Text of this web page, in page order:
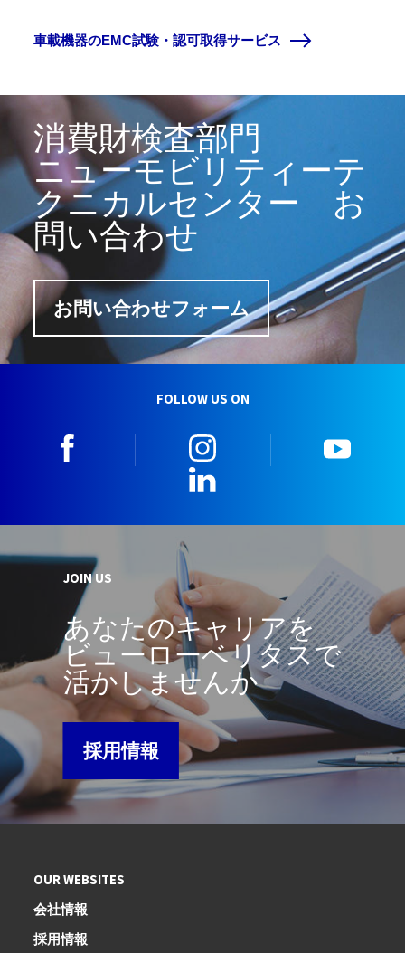
車載機器のEMC試験・認可取得サービス
消費財検査部門
ニューモビリティーテ
クニカルセンター お
問い合わせ
お問い合わせフォーム
FOLLOW US ON
JOIN US
あなたのキャリアを
ビューローベリタスで
活かしませんか
採用情報
OUR WEBSITES
会社情報
採用情報